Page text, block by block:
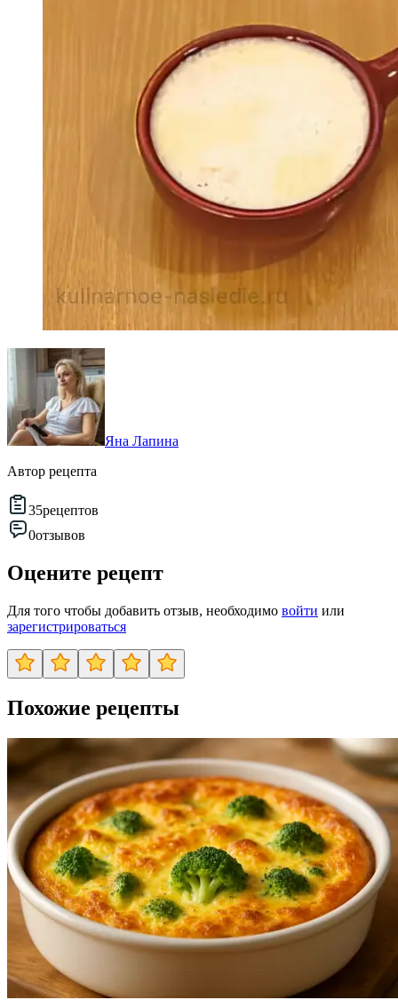
Яна Лапина
Автор рецепта
35рецептов
0отзывов
Оцените рецепт
Для того чтобы добавить отзыв, необходимо войти или
зарегистрироваться
Похожие рецепты